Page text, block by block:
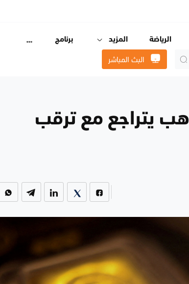
الرياضة المزيد برنامج
البث المباشر
الذهب يتراجع مع ترقب